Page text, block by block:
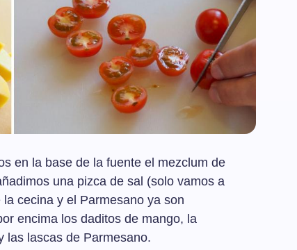
en la base de la fuente el mezclum de
una pizca de sal (solo vamos a
cecina y el Parmesano ya son
encima los daditos de mango, la
las lascas de Parmesano.